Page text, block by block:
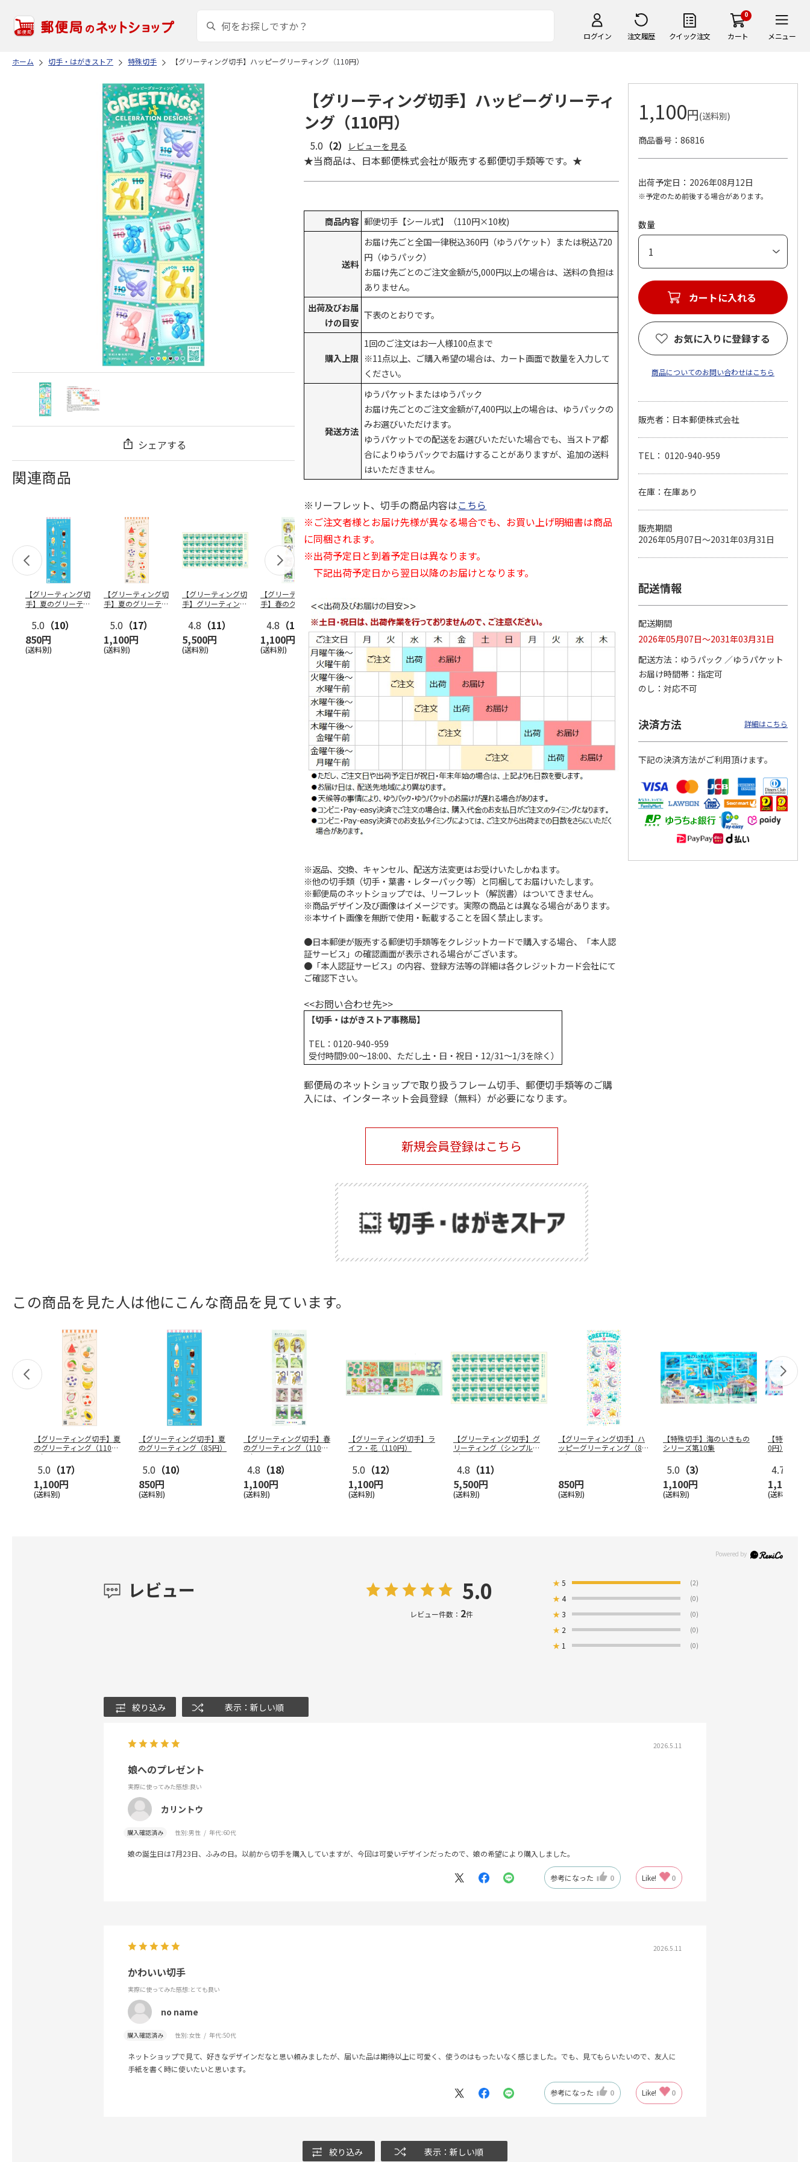
ログイン 注文履歴 クイック注文
0
カート メニュー
ホーム 切手・はがきストア 特殊切手 【グリーティング切手】ハッピーグリーティング（110円）
シェアする
関連商品
【グリーティング切
手】夏のグリーティ
5.0 （10）
850円
(送料別)
【グリーティング切
手】夏のグリーティ
5.0 （17）
1,100円
(送料別)
【グリーティング切
手】グリーティング
…
4.8 （11）
5,500円
(送料別)
【グリーティング切
手】春のグリーティ
4.8 （18）
1,100円
(送料別)
手】ライフ・花
（110円）
5.0（12）
1,100円
(送料別)
5.0（3）
1,100円
(送料別)
4.7（21）
1,100円
(送料別)
手】ハッピーグリー
850円
(送料別)
【グリーティング切
手】くまのプーさん
1,100円
切手１１集８５・切
850円
【グリーティング切手】ハッピーグリーティ
ング（110円）
5.0 （2） レビューを見る
★当商品は、日本郵便株式会社が販売する郵便切手類等です。★
商品内容 郵便切手【シール式】（110円×10枚)
送料
お届け先ごと全国一律税込360円（ゆうパケット）または税込720
円（ゆうパック）
お届け先ごとのご注文金額が5,000円以上の場合は、送料の負担は
ありません。
出荷及びお届
けの目安
下表のとおりです。
購入上限
1回のご注文はお一人様100点まで
※11点以上、ご購入希望の場合は、カート画面で数量を入力して
ください。
発送方法
ゆうパケットまたはゆうパック
お届け先ごとのご注文金額が7,400円以上の場合は、ゆうパックの
みお選びいただけます。
ゆうパケットでの配送をお選びいただいた場合でも、当ストア都
合によりゆうパックでお届けすることがありますが、追加の送料
はいただきません。
※リーフレット、切手の商品内容はこちら
※ご注文者様とお届け先様が異なる場合でも、お買い上げ明細書は商品
に同梱されます。
※出荷予定日と到着予定日は異なります。
下記出荷予定日から翌日以降のお届けとなります。
※返品、交換、キャンセル、配送方法変更はお受けいたしかねます。
※他の切手類（切手・葉書・レターパック等）と同梱してお届けいたします。
※郵便局のネットショップでは、リーフレット（解説書）はついてきません。
※商品デザイン及び画像はイメージです。実際の商品とは異なる場合があります。
※本サイト画像を無断で使用・転載することを固く禁止します。
●日本郵便が販売する郵便切手類等をクレジットカードで購入する場合、「本人認
証サービス」の確認画面が表示される場合がございます。
●「本人認証サービス」の内容、登録方法等の詳細は各クレジットカード会社にて
ご確認下さい。
<<お問い合わせ先>>
【切手・はがきストア事務局】
TEL：0120-940-959
受付時間9:00～18:00、ただし土・日・祝日・12/31～1/3を除く）
郵便局のネットショップで取り扱うフレーム切手、郵便切手類等のご購
入には、インターネット会員登録（無料）が必要になります。
新規会員登録はこちら
1,100円(送料別)
商品番号
86816
出荷予定日 2026年08月12日
※予定のため前後する場合があります。
数量
お気に入りに登録する
商品についてのお問い合わせはこちら
販売者：日本郵便株式会社
TEL： 0120-940-959
在庫：在庫あり
販売期間
2026年05月07日～2031年03月31日
配送情報
配送期間
2026年05月07日～2031年03月31日
配送方法
ゆうパック
ゆうパケット
お届け時間帯
指定可
のし
対応不可
決済方法 詳細はこちら
下記の決済方法がご利用頂けます。
この商品を見た人は他にこんな商品を見ています。
【グリーティング切手】夏
のグリーティング（110
円）
5.0 （17）
1,100円
(送料別)
【グリーティング切手】夏
のグリーティング（85円）
5.0 （10）
850円
(送料別)
【グリーティング切手】春
のグリーティング（110
円）
4.8 （18）
1,100円
(送料別)
【グリーティング切手】ラ
イフ・花（110円）
5.0 （12）
1,100円
(送料別)
【グリーティング切手】グ
リーティング（シンプル）
（110円
4.8 （11）
5,500円
(送料別)
【グリーティング切手】ハ
ッピーグリーティング（85
円）
850円
(送料別)
【特殊切手】海のいきもの
シリーズ第10集
5.0 （3）
1,100円
(送料別)
【特殊切手
0円）
4.7
1,100円
(送料別)
レビュー 5.0
レビュー件数： 2件
★5 (2)
★4 (0)
★3 (0)
★ 2 (0)
★ 1 (0)
絞り込み 表示：新しい順
2026.5.11
娘へのプレゼント
実際に使ってみた感想:良い
カリントウ
購入確認済み 性別:男性 年代:60代
娘の誕生日は7月23日、ふみの日。以前から切手を購入していますが、今回は可愛いデザインだったので、娘の希望により購入しました。
参考になった 0 Like! 0
2026.5.11
かわいい切手
実際に使ってみた感想:とても良い
no name
購入確認済み 性別:女性 年代:50代
ネットショップで見て、好きなデザインだなと思い頼みましたが、届いた品は期待以上に可愛く、使うのはもったいなく感じました。でも、見てもらいたいので、友人に
手紙を書く時に使いたいと思います。
参考になった 0 Like! 0
絞り込み 表示：新しい順